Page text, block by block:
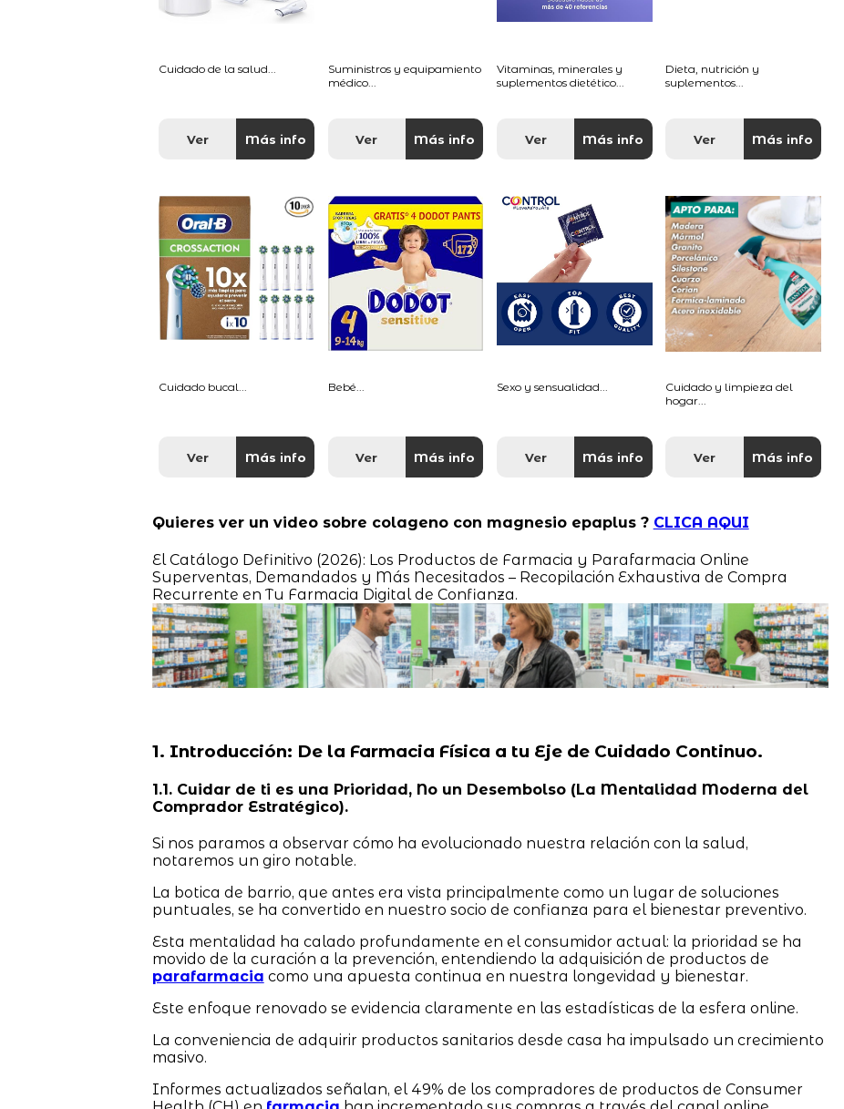
Cuidado de la salud...
Ver Más info
Suministros y equipamiento
médico...
Ver Más info
Vitaminas, minerales y
suplementos dietético...
Ver Más info
Dieta, nutrición y
suplementos...
Ver Más info
Cuidado bucal...
Ver Más info
Bebé...
Ver Más info
Sexo y sensualidad...
Ver Más info
Cuidado y limpieza del
hogar...
Ver Más info
Quieres ver un video sobre colageno con magnesio epaplus ? CLICA AQUI
El Catálogo Definitivo (2026): Los Productos de Farmacia y Parafarmacia Online
Superventas, Demandados y Más Necesitados – Recopilación Exhaustiva de Compra
Recurrente en Tu Farmacia Digital de Confianza.
1. Introducción: De la Farmacia Física a tu Eje de Cuidado Continuo.
1.1. Cuidar de ti es una Prioridad, No un Desembolso (La Mentalidad Moderna del
Comprador Estratégico).
Si nos paramos a observar cómo ha evolucionado nuestra relación con la salud,
notaremos un giro notable.
La botica de barrio, que antes era vista principalmente como un lugar de soluciones
puntuales, se ha convertido en nuestro socio de confianza para el bienestar preventivo.
Esta mentalidad ha calado profundamente en el consumidor actual: la prioridad se ha
movido de la curación a la prevención, entendiendo la adquisición de productos de
parafarmacia como una apuesta continua en nuestra longevidad y bienestar.
Este enfoque renovado se evidencia claramente en las estadísticas de la esfera online.
La conveniencia de adquirir productos sanitarios desde casa ha impulsado un crecimiento
masivo.
Informes actualizados señalan, el 49% de los compradores de productos de Consumer